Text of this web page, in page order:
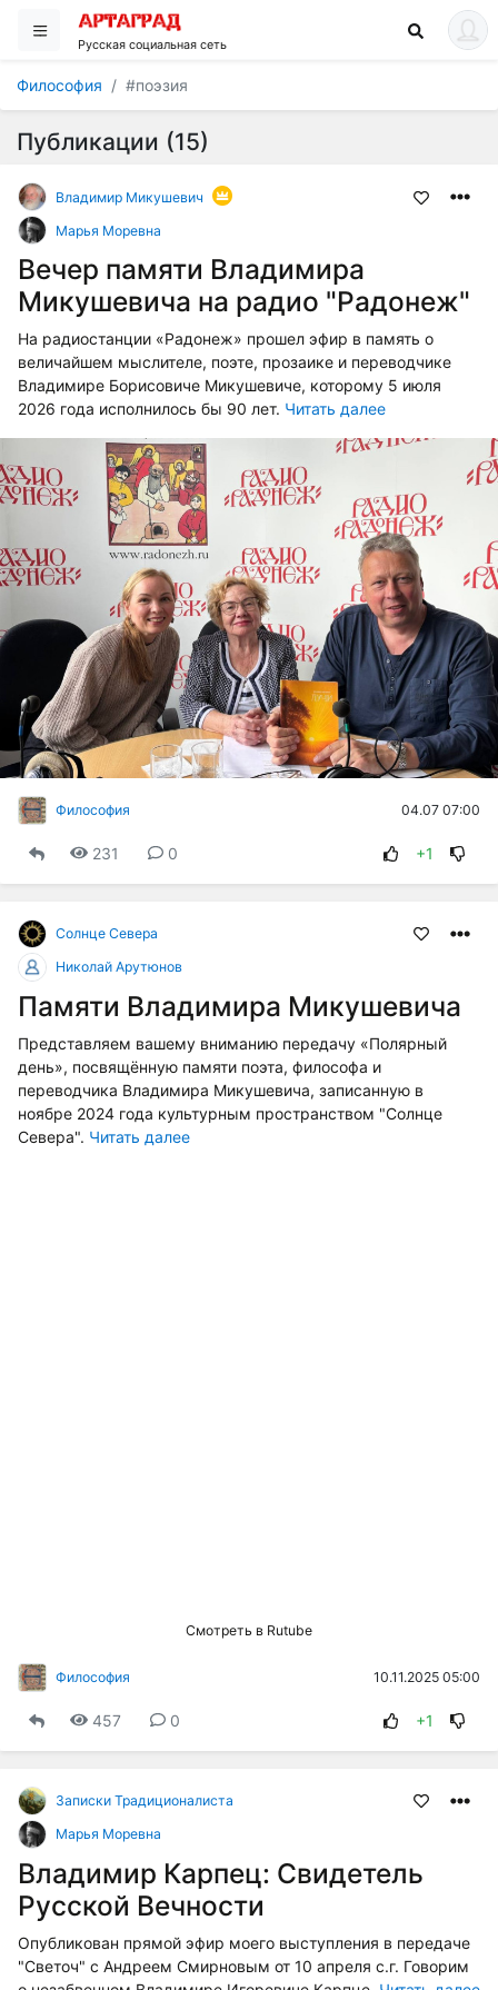
Русская социальная сеть
Философия #поэзия
Публикации (15)
Владимир Микушевич
Марья Моревна
Вечер памяти Владимира
Микушевича на радио "Радонеж"
На радиостанции «Радонеж» прошел эфир в память о
величайшем мыслителе, поэте, прозаике и переводчике
Владимире Борисовиче Микушевиче, которому 5 июля
2026 года исполнилось бы 90 лет. Читать далее
Философия 04.07 07:00
231 0 +1
Солнце Cевера
Николай Арутюнов
Памяти Владимира Микушевича
Представляем вашему вниманию передачу «Полярный
день», посвящённую памяти поэта, философа и
переводчика Владимира Микушевича, записанную в
ноябре 2024 года культурным пространством "Солнце
Севера". Читать далее
Смотреть в Rutube
Философия 10.11.2025 05:00
457 0 +1
Записки Традиционалиста
Марья Моревна
Владимир Карпец: Свидетель
Русской Вечности
Опубликован прямой эфир моего выступления в передаче
"Светоч" с Андреем Смирновым от 10 апреля с.г. Говорим